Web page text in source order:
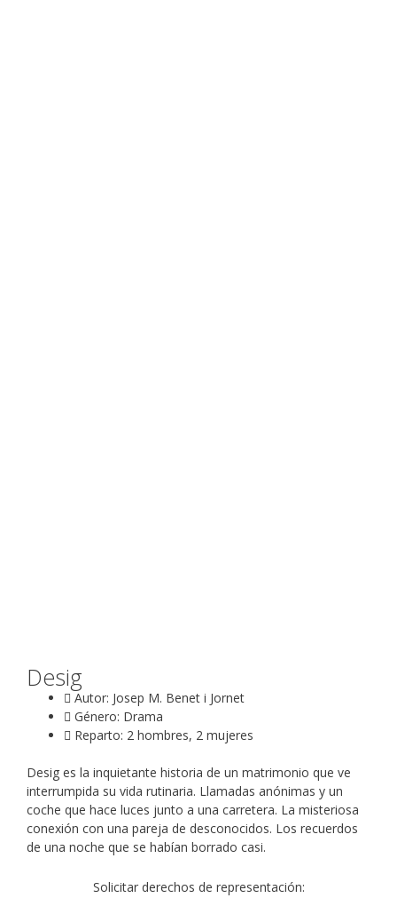
Desig
Autor: Josep M. Benet i Jornet
Género: Drama
Reparto: 2 hombres, 2 mujeres
Desig es la inquietante historia de un matrimonio que ve
interrumpida su vida rutinaria. Llamadas anónimas y un
coche que hace luces junto a una carretera. La misteriosa
conexión con una pareja de desconocidos. Los recuerdos
de una noche que se habían borrado casi.
Solicitar derechos de representación: